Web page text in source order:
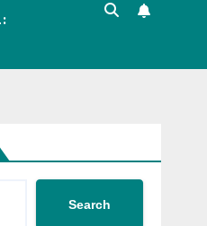
Search